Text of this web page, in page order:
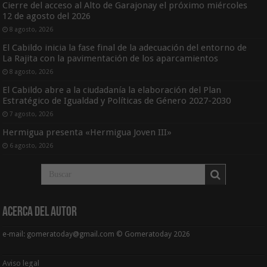
Cierre del acceso al Alto de Garajonay el próximo miércoles
12 de agosto del 2026
8 agosto, 2026
El Cabildo inicia la fase final de la adecuación del entorno de
La Rajita con la pavimentación de los aparcamientos
8 agosto, 2026
El Cabildo abre a la ciudadanía la elaboración del Plan
Estratégico de Igualdad y Políticas de Género 2027-2030
7 agosto, 2026
Hermigua presenta «Hermigua Joven III»
6 agosto, 2026
Acerca del Autor
e-mail: gomeratoday@gmail.com © Gomeratoday 2026
Aviso legal